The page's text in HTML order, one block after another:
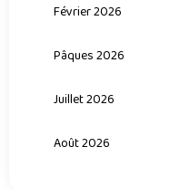
Février 2026
Pâques 2026
Juillet 2026
Août 2026